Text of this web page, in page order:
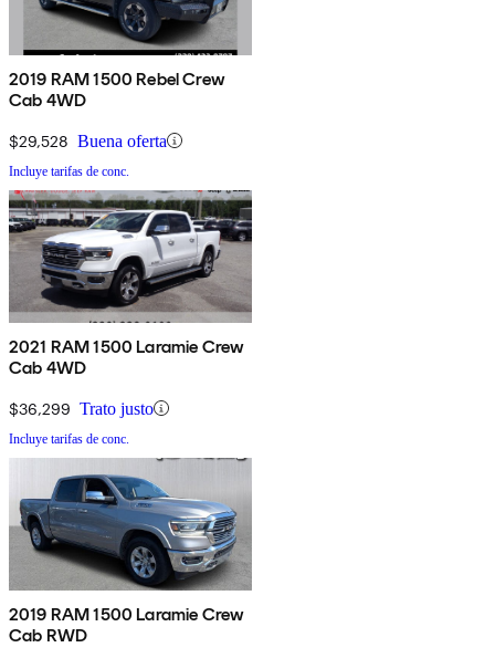
2019 RAM 1500 Rebel Crew
Cab 4WD
$29,528 Buena oferta
Incluye tarifas de conc.
2021 RAM 1500 Laramie Crew
Cab 4WD
$36,299 Trato justo
Incluye tarifas de conc.
2019 RAM 1500 Laramie Crew
Cab RWD